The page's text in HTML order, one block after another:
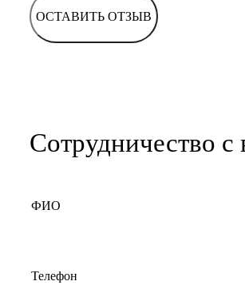
ОСТАВИТЬ ОТЗЫВ
Сотрудничество с